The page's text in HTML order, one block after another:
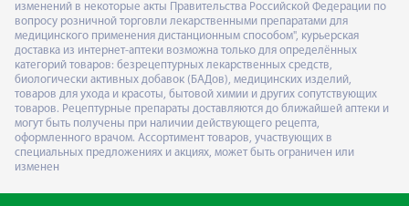
изменений в некоторые акты Правительства Российской Федерации по
вопросу розничной торговли лекарственными препаратами для
медицинского применения дистанционным способом", курьерская
доставка из интернет-аптеки возможна только для определённых
категорий товаров: безрецептурных лекарственных средств,
биологически активных добавок (БАДов), медицинских изделий,
товаров для ухода и красоты, бытовой химии и других сопутствующих
товаров. Рецептурные препараты доставляются до ближайшей аптеки и
могут быть получены при наличии действующего рецепта,
оформленного врачом. Ассортимент товаров, участвующих в
специальных предложениях и акциях, может быть ограничен или
изменен